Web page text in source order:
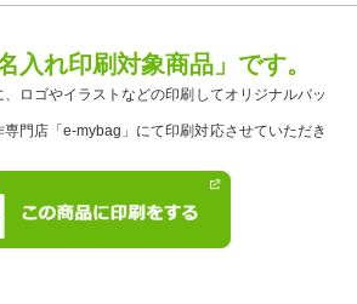
入れ印刷対象商品」です。
ロゴやイラストなどの印刷してオリジナルバッ
門店「e-mybag」にて印刷対応させていただき